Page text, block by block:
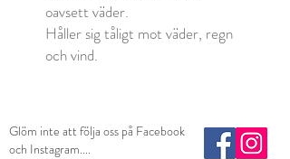
oavsett väder.
Håller sig tåligt mot väder, regn
och vind.
Glöm inte att följa oss på Facebook
och Instagram....